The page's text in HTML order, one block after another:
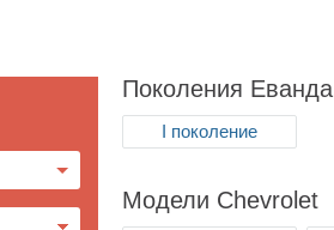
Поколения Еванда
I поколение
Модели Chevrolet